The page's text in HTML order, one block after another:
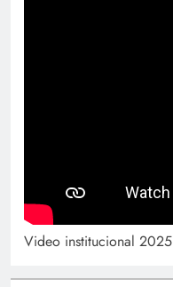
Video institucional 2025